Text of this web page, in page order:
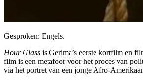
Gesproken: Engels.
Hour Glass is Gerima’s eerste kortfilm en
film is een metafoor voor het proces van
via het portret van een jonge Afro-